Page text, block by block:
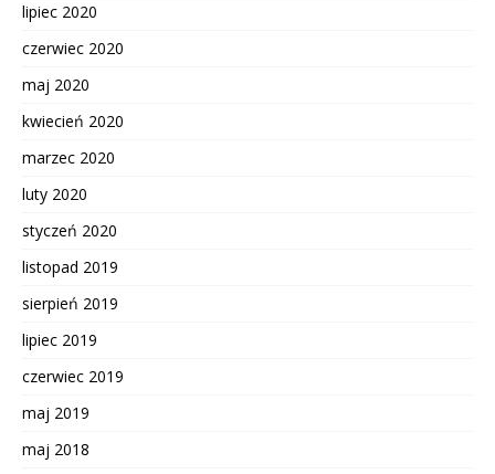
lipiec 2020
czerwiec 2020
maj 2020
kwiecień 2020
marzec 2020
luty 2020
styczeń 2020
listopad 2019
sierpień 2019
lipiec 2019
czerwiec 2019
maj 2019
maj 2018